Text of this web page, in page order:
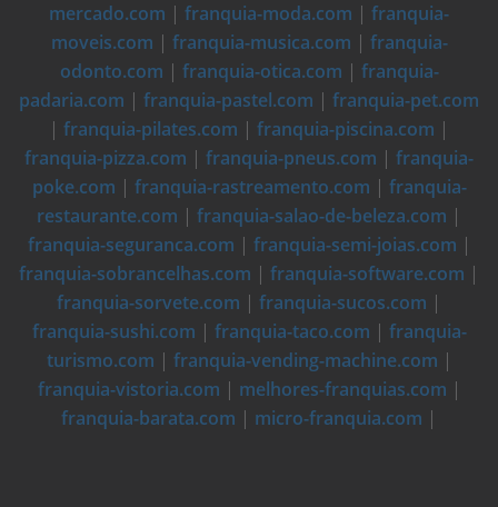
mercado.com | franquia-moda.com | franquia-
moveis.com | franquia-musica.com | franquia-
odonto.com | franquia-otica.com | franquia-
padaria.com | franquia-pastel.com | franquia-pet.com
| franquia-pilates.com | franquia-piscina.com |
franquia-pizza.com | franquia-pneus.com | franquia-
poke.com | franquia-rastreamento.com | franquia-
restaurante.com | franquia-salao-de-beleza.com |
franquia-seguranca.com | franquia-semi-joias.com |
franquia-sobrancelhas.com | franquia-software.com |
franquia-sorvete.com | franquia-sucos.com |
franquia-sushi.com | franquia-taco.com | franquia-
turismo.com | franquia-vending-machine.com |
franquia-vistoria.com | melhores-franquias.com |
franquia-barata.com | micro-franquia.com |